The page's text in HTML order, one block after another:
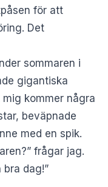
för att
Det
sommaren i
gigantiska
kommer några
beväpnade
med en spik.
frågar jag.
bra dag!”